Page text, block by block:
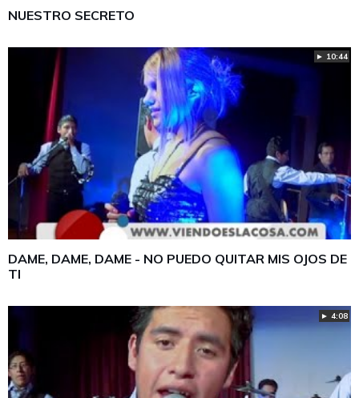
NUESTRO SECRETO
► 10:44
DAME, DAME, DAME - NO PUEDO QUITAR MIS OJOS DE
TI
► 4:08